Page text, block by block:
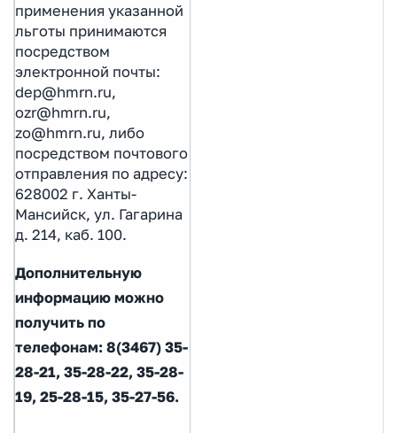
применения указанной
льготы принимаются
посредством
электронной почты:
dep@hmrn.ru,
ozr@hmrn.ru,
zo@hmrn.ru, либо
посредством почтового
отправления по адресу:
628002 г. Ханты-
Мансийск, ул. Гагарина
д. 214, каб. 100.
Дополнительную
информацию можно
получить по
телефонам: 8(3467) 35-
28-21, 35-28-22, 35-28-
19, 25-28-15, 35-27-56.